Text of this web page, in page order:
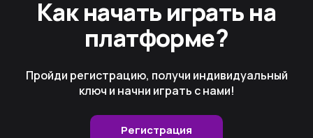
Как начать играть на
платформе?
Пройди регистрацию, получи индивидуальный
ключ и начни играть с нами!
Регистрация